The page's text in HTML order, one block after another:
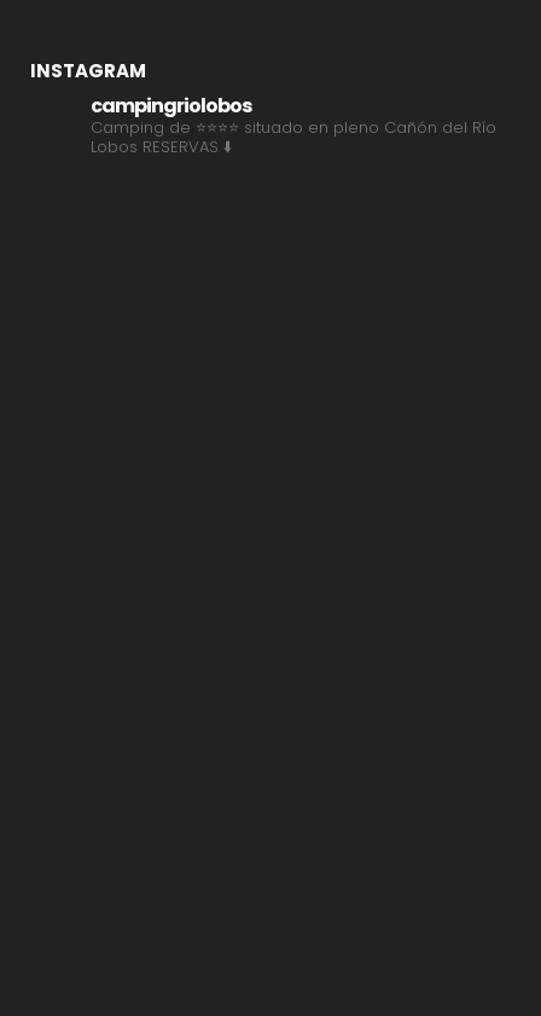
INSTAGRAM
campingriolobos
Camping de ⭐⭐⭐⭐ situado en pleno Cañón del Río
Lobos RESERVAS ⬇️